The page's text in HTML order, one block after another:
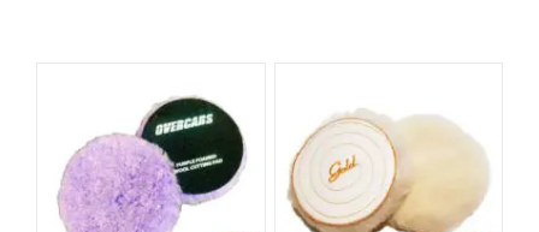
Combos